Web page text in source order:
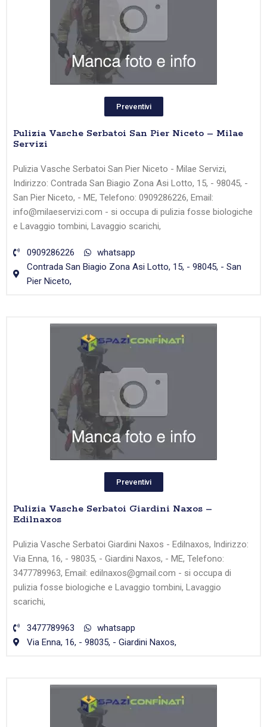
Preventivi
Pulizia Vasche Serbatoi San Pier Niceto – Milae
Servizi
Pulizia Vasche Serbatoi San Pier Niceto - Milae Servizi,
Indirizzo: Contrada San Biagio Zona Asi Lotto, 15, - 98045, -
San Pier Niceto, - ME, Telefono: 0909286226, Email:
info@milaeservizi.com - si occupa di pulizia fosse biologiche
e Lavaggio tombini, Lavaggio scarichi,
0909286226
whatsapp
Contrada San Biagio Zona Asi Lotto, 15, - 98045, - San
Pier Niceto,
Preventivi
Pulizia Vasche Serbatoi Giardini Naxos –
Edilnaxos
Pulizia Vasche Serbatoi Giardini Naxos - Edilnaxos, Indirizzo:
Via Enna, 16, - 98035, - Giardini Naxos, - ME, Telefono:
3477789963, Email: edilnaxos@gmail.com - si occupa di
pulizia fosse biologiche e Lavaggio tombini, Lavaggio
scarichi,
3477789963
whatsapp
Via Enna, 16, - 98035, - Giardini Naxos,